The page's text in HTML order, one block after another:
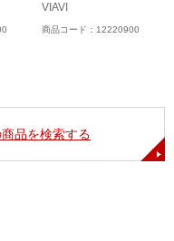
VIAVI
商品コード：12220900
品を検索する